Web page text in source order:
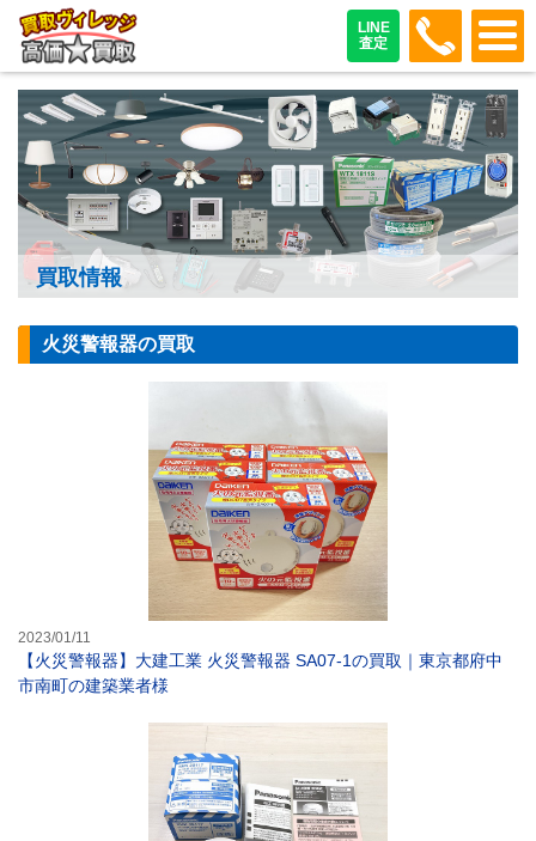
LINE
査定
048-
買取情報
火災警報器の買取
2023/01/11
【火災警報器】大建工業 火災警報器 SA07-1の買取｜東京都府中
市南町の建築業者様